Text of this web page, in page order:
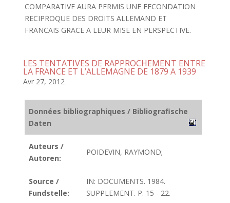
COMPARATIVE AURA PERMIS UNE FECONDATION
RECIPROQUE DES DROITS ALLEMAND ET
FRANCAIS GRACE A LEUR MISE EN PERSPECTIVE.
LES TENTATIVES DE RAPPROCHEMENT ENTRE
LA FRANCE ET L’ALLEMAGNE DE 1879 A 1939
Avr 27, 2012
Données bibliographiques / Bibliografische
Daten
Auteurs /
Autoren:
POIDEVIN, RAYMOND;
Source /
Fundstelle:
IN: DOCUMENTS. 1984.
SUPPLEMENT. P. 15 - 22.